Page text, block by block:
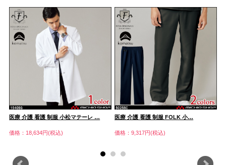
医療 介護 看護 制服 小松マテーレ …
価格：18,634円(税込)
医療 介護 看護 制服 FOLK 小…
価格：9,317円(税込)